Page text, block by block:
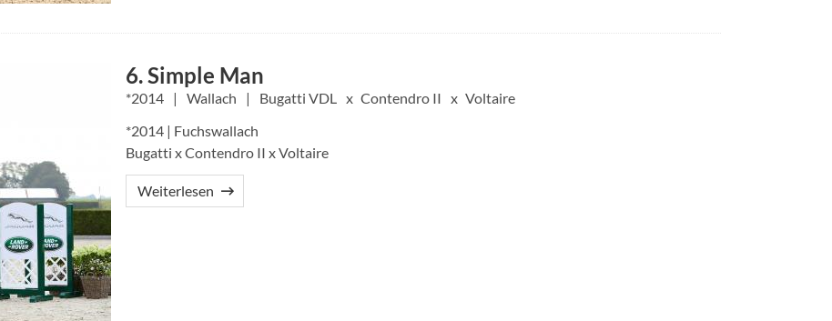
6. Simple Man
2014 Wallach Bugatti VDL Contendro II
Voltaire
*2014 | Fuchswallach
Bugatti x Contendro II x Voltaire
Weiterlesen